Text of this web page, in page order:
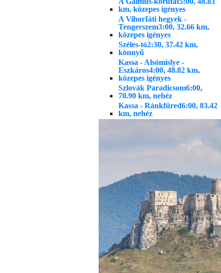
km, közepes igényes
A VihorIáti hegyek -
Tengerszem3:00, 32.66 km,
közepes igényes
Széles-tó2:30, 37.42 km,
könnyű
Kassa - Alsómislye -
Eszkáros4:00, 48.82 km,
közepes igényes
Szlovák Paradicsom6:00,
70.90 km, nehéz
Kassa - Ránkfüred6:00, 83.42
km, nehéz